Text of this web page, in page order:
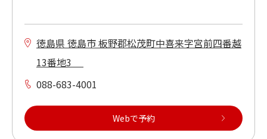
徳島県 徳島市 板野郡松茂町中喜来字宮前四番越
13番地3
088-683-4001
Webで予約